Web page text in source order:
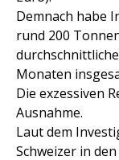
Demnach habe
rund 200
Monaten
Die exzessiven
Ausnahme.
Laut dem
Schweizer in